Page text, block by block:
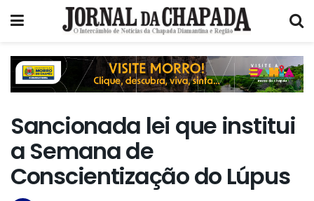
Sancionada lei que institui
a Semana de
Conscientização do Lúpus